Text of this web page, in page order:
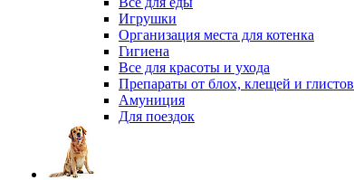
Игрушки
Организация места для котенка
Гигиена
Все для красоты и ухода
Препараты от блох, клещей и глистов
Амуниция
Для поездок